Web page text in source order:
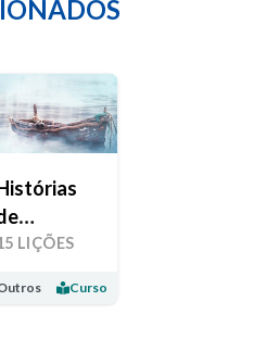
LIÇÕES
Curso